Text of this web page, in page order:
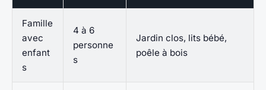
Famille
avec
enfant
s
4 à 6
personne
s
Jardin clos, lits bébé,
poêle à bois